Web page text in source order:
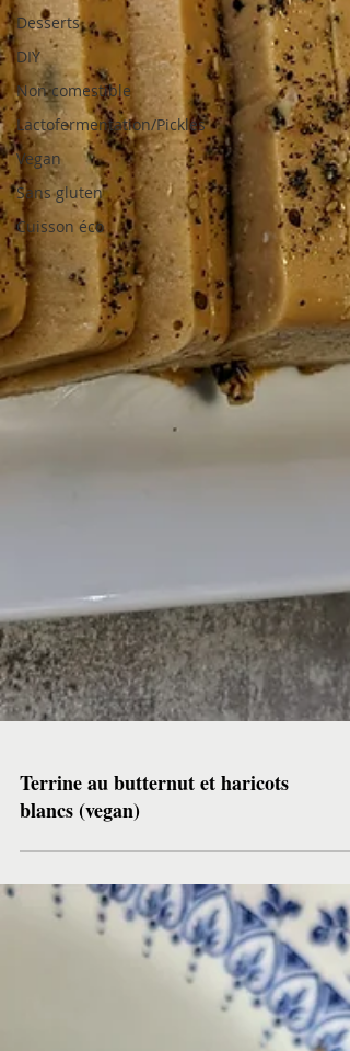
Desserts
DIY
Non comestible
Lactofermentation/Pickles
Vegan
Sans gluten
Cuisson éco
Terrine au butternut et haricots
blancs (vegan)